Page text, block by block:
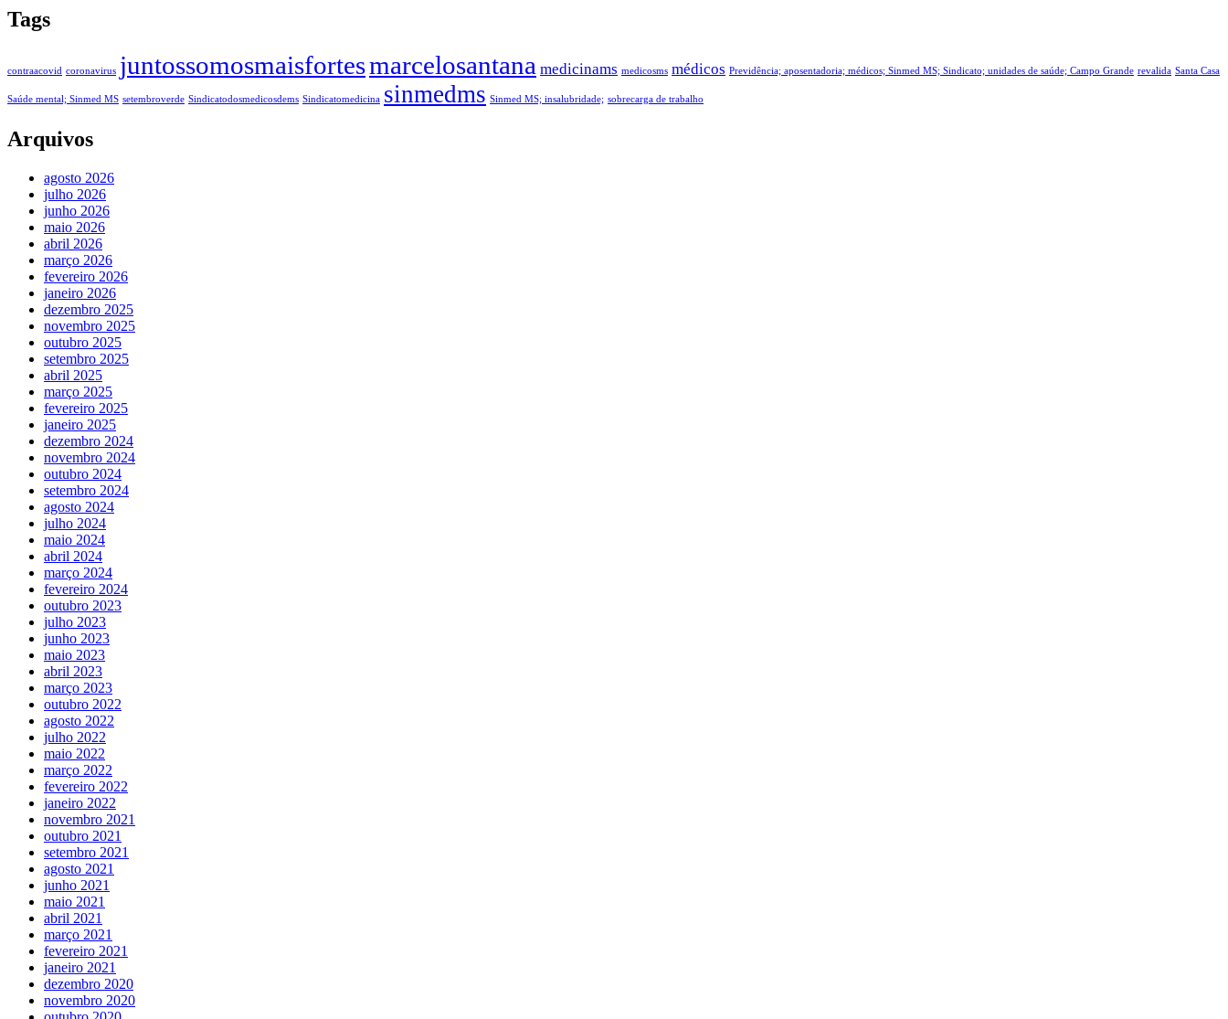
Tags
contraacovid coronavirus juntossomosmaisfortesmarcelosantana medicinams medicosms médicos Previdência; aposentadoria; médicos; Sinmed MS; Sindicato; unidades de saúde; Campo Grande revalida Santa Casa
Saúde mental; Sinmed MS setembroverde Sindicatodosmedicosdems Sindicatomedicina sinmedms Sinmed MS; insalubridade; sobrecarga de trabalho
Arquivos
agosto 2026
julho 2026
junho 2026
maio 2026
abril 2026
março 2026
fevereiro 2026
janeiro 2026
dezembro 2025
novembro 2025
outubro 2025
setembro 2025
abril 2025
março 2025
fevereiro 2025
janeiro 2025
dezembro 2024
novembro 2024
outubro 2024
setembro 2024
agosto 2024
julho 2024
maio 2024
abril 2024
março 2024
fevereiro 2024
outubro 2023
julho 2023
junho 2023
maio 2023
abril 2023
março 2023
outubro 2022
agosto 2022
julho 2022
maio 2022
março 2022
fevereiro 2022
janeiro 2022
novembro 2021
outubro 2021
setembro 2021
agosto 2021
junho 2021
maio 2021
abril 2021
março 2021
fevereiro 2021
janeiro 2021
dezembro 2020
novembro 2020